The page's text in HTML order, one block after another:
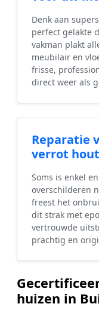
Denk aan
perfect gelakte
vakman plakt
meubilair en
frisse,
direct weer als
Reparatie
verrot
Soms is enkel
overschilderen
freest het
dit strak met
vertrouwde
prachtig en
huizen in